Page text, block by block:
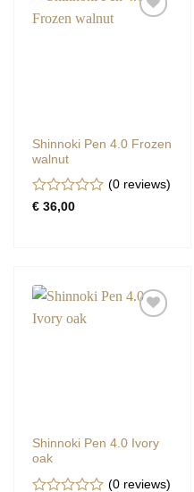
Shinnoki Pen 4.0 Frozen
walnut
Gewaardeerd
(0reviews)
€36,00
Shinnoki Pen 4.0 Ivory
oak
(0reviews)